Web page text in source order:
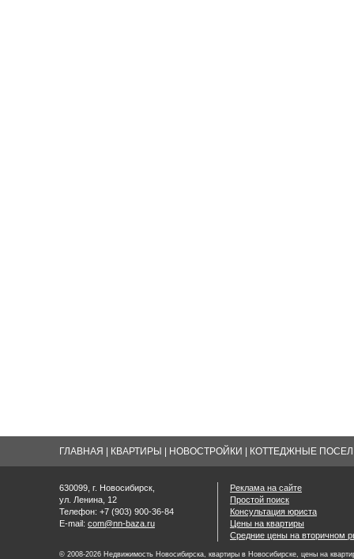
ГЛАВНАЯ КВАРТИРЫ НОВОСТРОЙКИ КОТТЕДЖНЫЕ
630099, г. Новосибирск,
ул. Ленина, 12
Телефон: +7 (903) 900-36-84
E-mail: com@nn-baza.ru
Реклама на сайте
Простой поиск
Консультация юриста
Цены на квартиры
Средние цены на вторичном
© 2008-2026 Недвижимость Новосибирска, квартиры в Новосибирске, цены на